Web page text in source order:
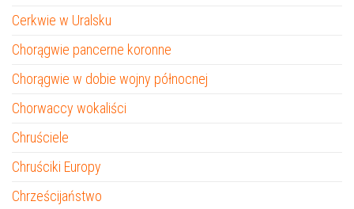
Cerkwie w Uralsku
Chorągwie pancerne koronne
Chorągwie w dobie wojny północnej
Chorwaccy wokaliści
Chruściele
Chruściki Europy
Chrześcijaństwo